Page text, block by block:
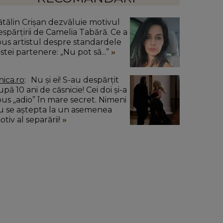
Crișan dezvăluie motivul
de Camelia Tabără. Ce a
artistul despre standardele
partenere: „Nu pot să...”
10 ani de căsnicie! Cei doi și-a
„adio” în mare secret. Nimeni
se aștepta la un asemenea
al separării!